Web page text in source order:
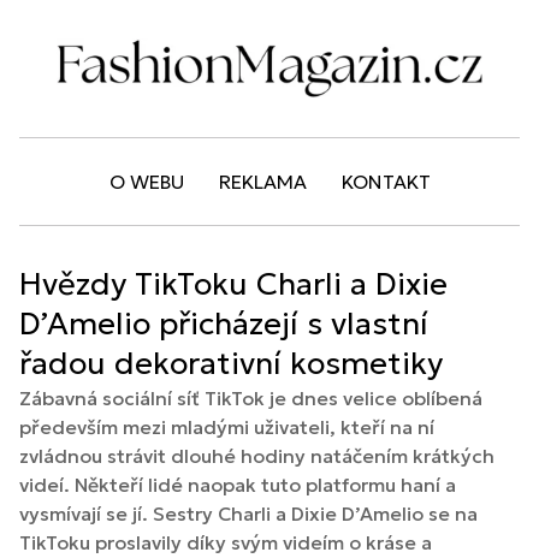
O WEBU REKLAMA KONTAKT
Hvězdy TikToku Charli a Dixie
D’Amelio přicházejí s vlastní
řadou dekorativní kosmetiky
Zábavná sociální síť TikTok je dnes velice oblíbená
především mezi mladými uživateli, kteří na ní
zvládnou strávit dlouhé hodiny natáčením krátkých
videí. Někteří lidé naopak tuto platformu haní a
vysmívají se jí. Sestry Charli a Dixie D’Amelio se na
TikToku proslavily díky svým videím o kráse a